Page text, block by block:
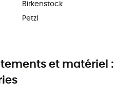
Birkenstock
Petzl
et matériel :